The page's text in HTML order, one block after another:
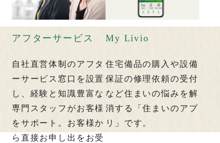
アフターサービス
自社直営体制のアフタ
ーサービス窓口を設置
し、経験と知識豊富な
専門スタッフがお客様
をサポート。お客様か
ら直接お申し出をお受
My Livio
住宅備品の購入や設備
保証の修理依頼の受付
など住まいの悩みを解
消する「住まいのアプ
リ」です。